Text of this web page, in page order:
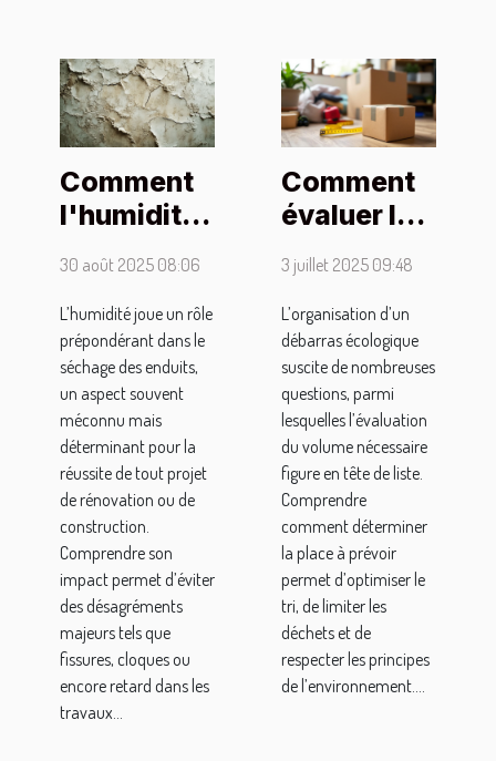
Comment
l'humidité
elle le
séchage
des
enduits ?
30 août 2025 08:06
L’humidité joue un rôle
prépondérant dans le
séchage des enduits,
un aspect souvent
méconnu mais
déterminant pour la
réussite de tout projet
de rénovation ou de
construction.
Comprendre son
impact permet d’éviter
des désagréments
majeurs tels que
fissures, cloques ou
encore retard dans les
travaux...
Comment
évaluer le
nécessaire
pour un
débarras
écologique
?
3 juillet 2025 09:48
L’organisation d’un
débarras écologique
suscite de nombreuses
questions, parmi
lesquelles l’évaluation
du volume nécessaire
figure en tête de liste.
Comprendre
comment déterminer
la place à prévoir
permet d’optimiser le
tri, de limiter les
déchets et de
respecter les principes
de l’environnement....